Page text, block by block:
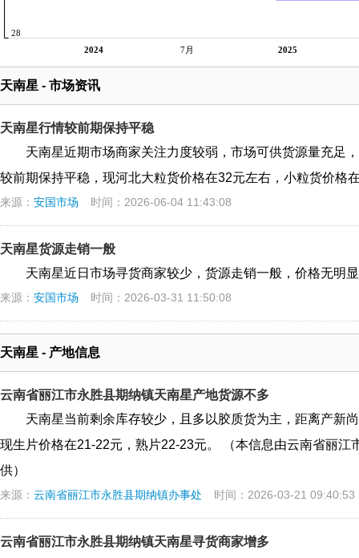
2024 7月 2025
28
天南星 - 市场资讯
天南星行情较前期保持平稳
天南星近期市场商家关注力度较弱，市场可供货源量充足
较前期保持平稳，现河北大粒货价格在32元左右，小粒货价格
来源： 安国市场 时间：2026-06-04 11:43:08
天南星货源走销一般
天南星近日市场寻货商家较少，货源走销一般，价格无明
来源： 安国市场 时间：2026-03-31 11:50:08
天南星 - 产地信息
云南省丽江市永胜县期纳镇天南星产地货源不多
天南星当前剩余库存较少，且多以胶质货为主，距离产新
现生片价格在21-22元，熟片22-23元。 （本信息由云南省丽
供）
来源： 云南省丽江市永胜县期纳镇办事处 时间：2026-03-21 09:40:53
云南省丽江市永胜县期纳镇天南星寻货商家增多